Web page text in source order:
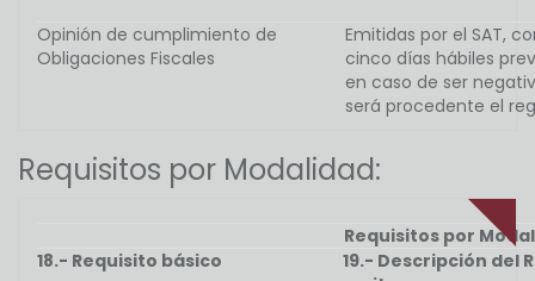
Opinión de cumplimiento de
Obligaciones Fiscales
Emitidas por el SAT,
cinco días hábiles
en caso de ser
será procedente el
Requisitos por Modalidad:
Requisitos por
18.- Requisito básico
19.- Descripción del